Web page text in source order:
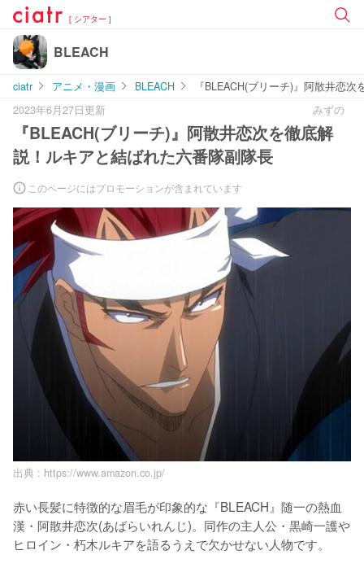
[ シアター ]
BLEACH
ciatr アニメ・漫画 BLEACH
『BLEACH(ブリーチ)』阿散井恋
2023年6月27日更新
みずの
『BLEACH(ブリーチ)』阿散井恋次を徹底解
説！ルキアと結ばれた六番隊副隊長
このページにはプロモーションが含まれています
出典 : https://www.amazon.co.jp/
赤い長髪に特徴的な眉毛が印象的な『BLEACH』随一の熱血
漢・阿散井恋次(あばらいれんじ)。同作の主人公・黒崎一護や
ヒロイン・朽木ルキアを語るうえで欠かせない人物です。